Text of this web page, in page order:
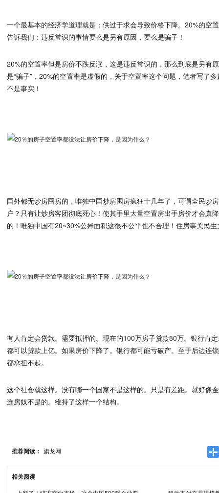
一个最基本的经济学道理就是：供过于求会导致价格下降。20%的空
告诉我们：违反常识的事情要么是另有原因，要么是骗子！
20%的空置率但是房价不跌反涨，这是违反常识的，那么到底是另有
是“骗子”，20%的空置率是虚假的，关于空置率这个问题，笔者写了
不是事实！
国外都无炒房囤房的，唯独中国炒房囤房疯狂十几年了，可谓全民炒
户？只有让炒房客团彻底死心！使其手里大量空置房出手房价才会真
的！唯独中国有20~30%公摊面积这很不公平也不合理！住房事关民
有人肯定会贷款。需要抵押的。现在的100万房子贷款80万。银行肯
都可以贷款上亿。如果房价下降了。银行都可能亏破产。至于后边连
都承担不起。
这个社会就这样。没有哪一个国家不是这样的。只是有差距。就好像
连房奴不是的。维持了这样一个结构。
推荐阅读： 旗龙网
相关阅读